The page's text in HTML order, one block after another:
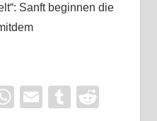
Sanft beginnen die
WhatsApp
EmailTumblr